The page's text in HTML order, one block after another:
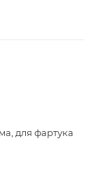
для фартука